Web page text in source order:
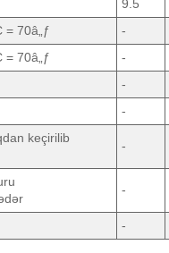
9.5
= 70â„ƒ -
= 70â„ƒ -
-
-
keçirilib
-
-
-